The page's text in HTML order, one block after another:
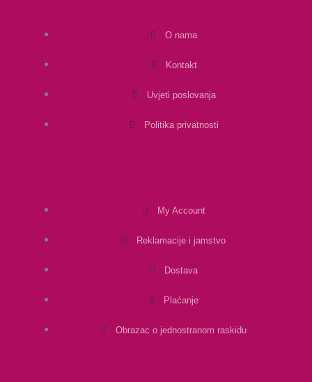
O nama
Kontakt
Uvjeti poslovanja
Politika privatnosti
My Account
Reklamacije i jamstvo
Dostava
Plaćanje
Obrazac o jednostranom raskidu